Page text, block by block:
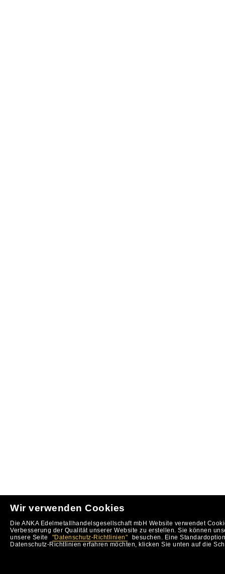
Wir verwenden Cookies
Die ANKA Edelmetallhandelsgesellschaft mbH Website verwendet
Verbesserung der Qualität unserer Website zu erstellen. Sie können
unsere Seite
"Datenschutz-Richtlinien"
besuchen. Eine
Datenschutz-Richtlinien erfahren möchten, klicken Sie unten auf die